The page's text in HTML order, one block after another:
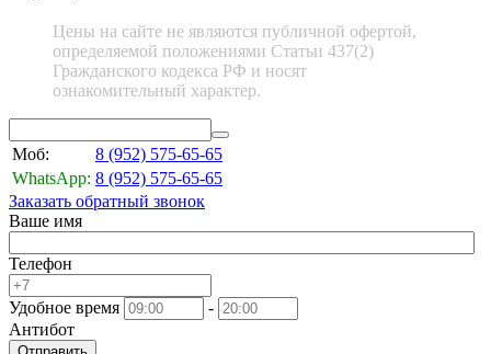
Цены на сайте не являются публичной офертой,
определяемой положениями Статьи 437(2)
Гражданского кодекса РФ и носят
ознакомительный характер.
Моб: 8 (952) 575-65-65
WhatsApp: 8 (952) 575-65-65
Заказать обратный звонок
Ваше имя
Телефон
Удобное время
-
Антибот